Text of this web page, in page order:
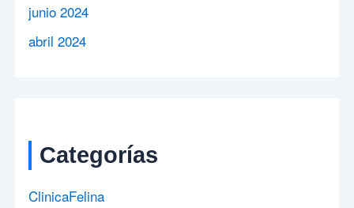
junio 2024
abril 2024
Categorías
ClinicaFelina